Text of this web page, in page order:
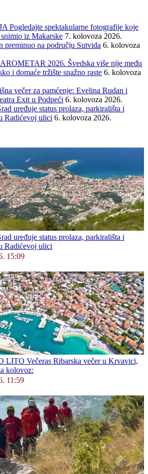
Pogledajte spektakularne fotografije koje
iz Makarske 7. kolovoza 2026.
preminuo na području Sutvida 6. kolovoza
2026. Švedska više nije među
i domaće tržište snažno raste 6. kolovoza
večer za pamćenje: Evelina Rudan i
Exit u Podpeći 6. kolovoza 2026.
uređuje status prolaza, parkirališta i
Radićevoj ulici 6. kolovoza 2026.
uređuje status prolaza, parkirališta i
Radićevoj ulici
15:09
Večeras Ribarska večer u Krvavici,
kolovoz:
11:59